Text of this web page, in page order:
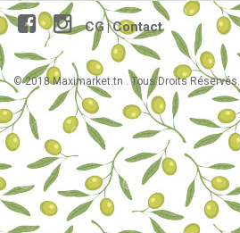
CG |Contact
© 2018 Maximarket.tn . Tous Droits Réservés.